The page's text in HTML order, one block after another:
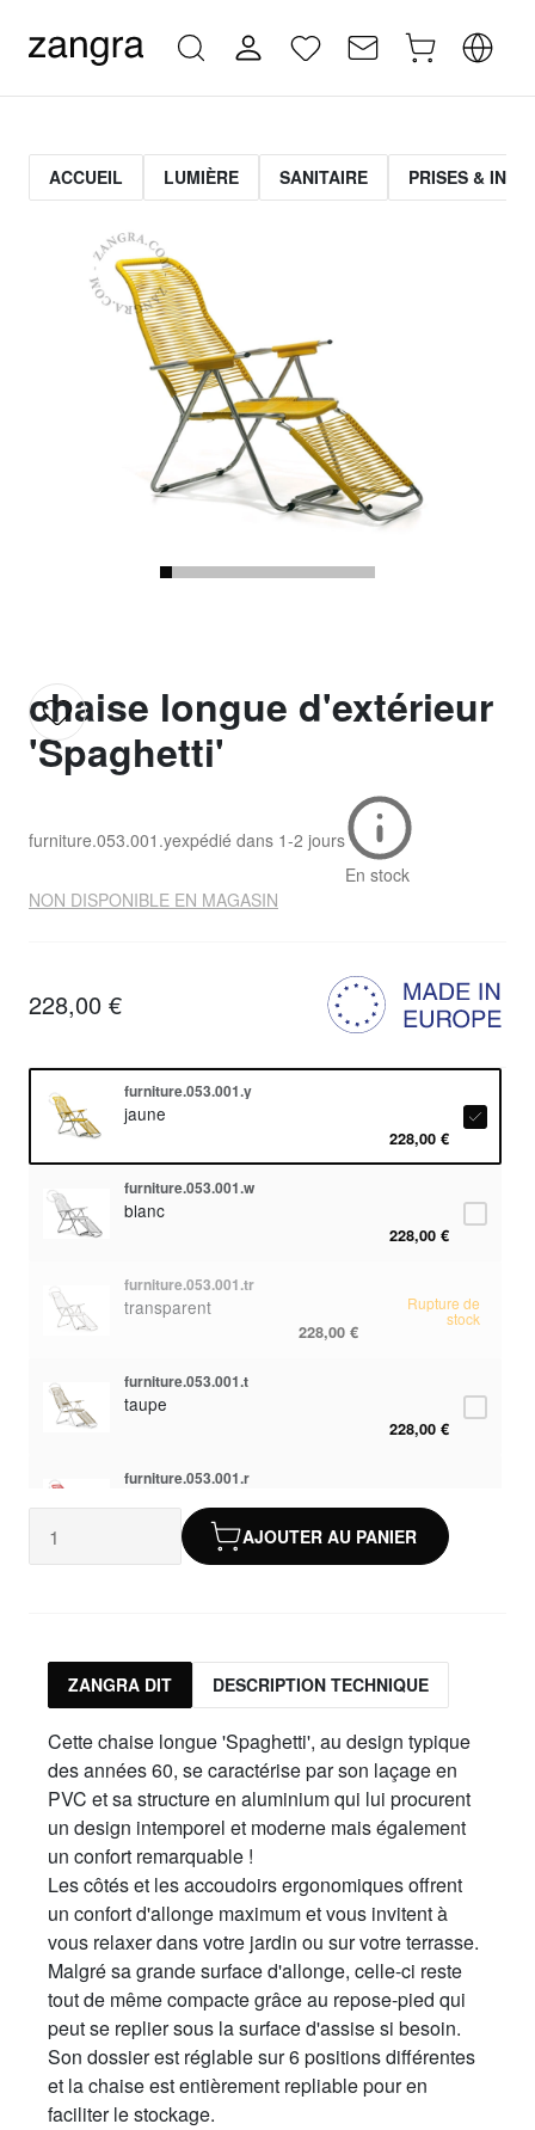
ACCUEIL LUMIÈRE SANITAIRE PRISES &
chaise longue d'extérieur
'Spaghetti'
furniture.053.001.yexpédié dans 1-2 jours
En stock
NON DISPONIBLE EN MAGASIN
228,00 €
furniture.053.001.y
jaune
228,00 €
furniture.053.001.w
blanc
228,00 €
furniture.053.001.tr
transparent
228,00 €
Rupture de
stock
furniture.053.001.t
taupe
228,00 €
furniture.053.001.r
228,00 €
vert clair
furniture.053.001.lbl
bleu clair
228,00 €
furniture.053.001.gr
vert
228,00 €
furniture.053.001.g
gris
228,00 €
furniture.053.001.bl
bleu
AJOUTER AU PANIER
ZANGRA DIT DESCRIPTION TECHNIQUE
Cette chaise longue 'Spaghetti', au design typique
des années 60, se caractérise par son laçage en
PVC et sa structure en aluminium qui lui procurent
un design intemporel et moderne mais également
un confort remarquable !
Les côtés et les accoudoirs ergonomiques offrent
un confort d'allonge maximum et vous invitent à
vous relaxer dans votre jardin ou sur votre terrasse.
Malgré sa grande surface d'allonge, celle-ci reste
tout de même compacte grâce au repose-pied qui
peut se replier sous la surface d'assise si besoin.
Son dossier est réglable sur 6 positions différentes
et la chaise est entièrement repliable pour en
faciliter le stockage.